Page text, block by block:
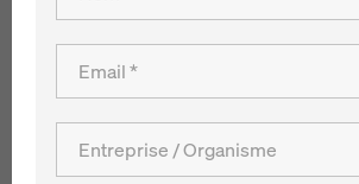
Pour la construction du centre de
(CMZ), le consortium Porr-Strabag a
de coffrage performante de Doka et a
déroulement optimisé des travaux
oeuvre des coffrages. Le système
table (TLS) pour le décalage en hauteur
coffrantes sans la grue a